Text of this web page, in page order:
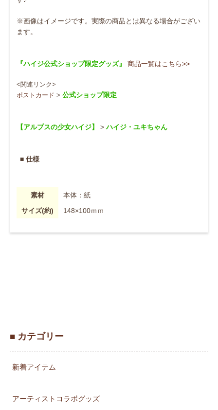
※画像はイメージです。実際の商品とは異なる場合がござい
ます。
『ハイジ公式ショップ限定グッズ』 商品一覧はこちら>>
<関連リンク>
ポストカード >公式ショップ限定
【アルプスの少女ハイジ】 >ハイジ ・ユキちゃん
■ 仕様
素材
本体：紙
サイズ(約)
148×100ｍｍ
■ カテゴリー
新着アイテム
アーティストコラボグッズ